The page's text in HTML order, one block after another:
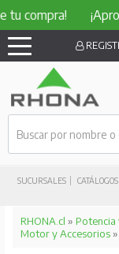
¡Aprovecha
SUCURSALES CATÁLOGOS
RHONA.cl » Potencia
Motor y Accesorios»